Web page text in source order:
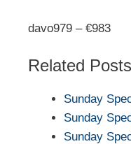
davo979 – €983
Related
Sunday
Sunday
Sunday